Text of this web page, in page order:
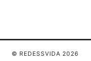
© REDESSVIDA 2026